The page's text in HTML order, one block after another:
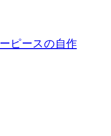
ピースの自作